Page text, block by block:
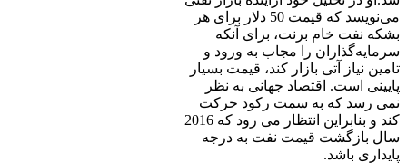
می‌نویسد که قیمت 50 دلار برای هر
بشکه نفت خام برنت، برای آنکه
سرمایه‌گذاران را مجاب به ورود و
تامین نیاز آتی بازار کند، قیمت بسیار
پایینی است. اقتصاد جهانی به نظر
نمی رسد که به سمت رکود حرکت
کند و بنابراین انتظار می رود که 2016
سال بازگشت قیمت نفت به درجه
پایداری باشد.